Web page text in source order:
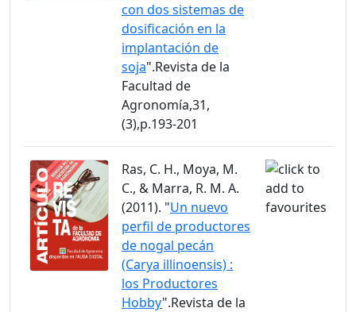
con dos sistemas de
dosificación en la
implantación de
soja".Revista de la
Facultad de
Agronomía,31,
(3),p.193-201
Ras, C. H., Moya, M.
C., & Marra, R. M. A.
(2011). "Un nuevo
perfil de productores
de nogal pecán
(Carya illinoensis) :
los Productores
Hobby".Revista de la